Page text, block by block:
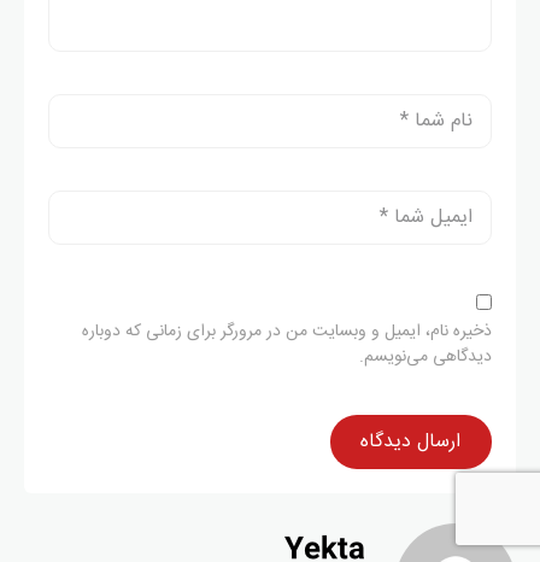
ذخیره نام، ایمیل و وبسایت من در مرورگر برای زمانی که دوباره
دیدگاهی می‌نویسم.
Yekta